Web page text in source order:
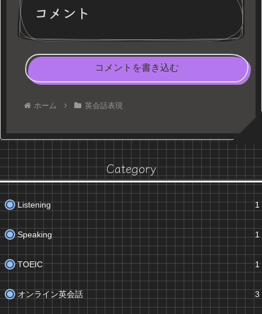
コメント
コメントを書き込む
ホーム 英会話表現
Category
Listening 1
Speaking 1
TOEIC 1
オンライン英会話 3